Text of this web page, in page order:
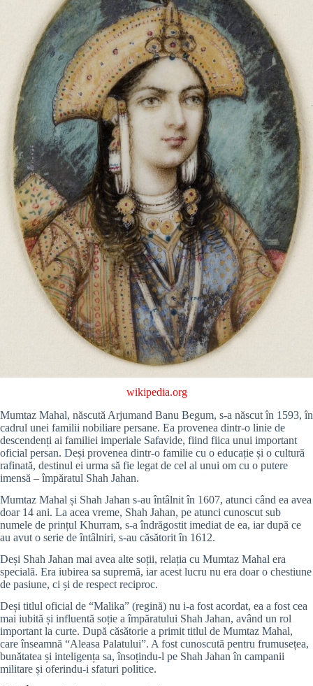
wikipedia.org
Mumtaz Mahal, născută Arjumand Banu Begum, s-a născut în 1593, în
cadrul unei familii nobiliare persane. Ea provenea dintr-o linie de
descendenți ai familiei imperiale Safavide, fiind fiica unui important
oficial persan. Deși provenea dintr-o familie cu o educație și o cultură
rafinată, destinul ei urma să fie legat de cel al unui om cu o putere
imensă – împăratul Shah Jahan.
Mumtaz Mahal și Shah Jahan s-au întâlnit în 1607, atunci când ea avea
doar 14 ani. La acea vreme, Shah Jahan, pe atunci cunoscut sub
numele de prințul Khurram, s-a îndrăgostit imediat de ea, iar după ce
au avut o serie de întâlniri, s-au căsătorit în 1612.
Deși Shah Jahan mai avea alte soții, relația cu Mumtaz Mahal era
specială. Era iubirea sa supremă, iar acest lucru nu era doar o chestiune
de pasiune, ci și de respect reciproc.
Deși titlul oficial de “Malika” (regină) nu i-a fost acordat, ea a fost cea
mai iubită și influentă soție a împăratului Shah Jahan, având un rol
important la curte. După căsătorie a primit titlul de Mumtaz Mahal,
care înseamnă “Aleasa Palatului”. A fost cunoscută pentru frumusețea,
bunătatea și inteligența sa, însoțindu-l pe Shah Jahan în campanii
militare și oferindu-i sfaturi politice.